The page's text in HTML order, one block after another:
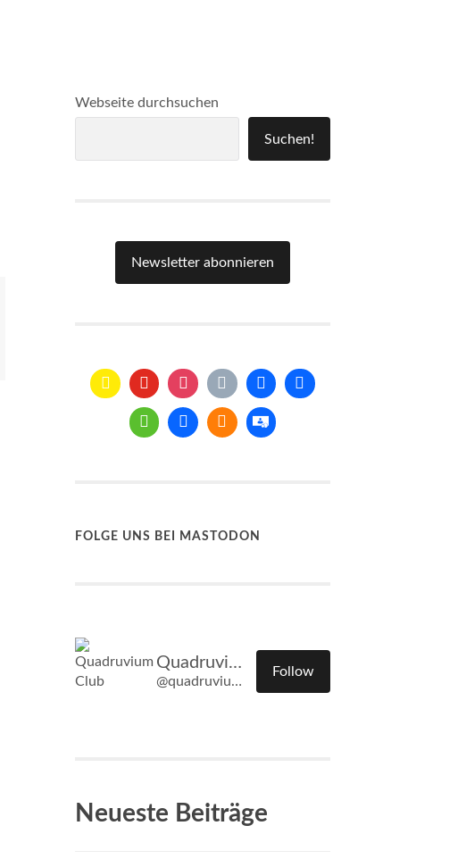
Webseite durchsuchen
Suchen!
Newsletter abonnieren
FOLGE UNS BEI MASTODON
Quadruvium Club
@quadruvium.club@quadruvium.club
Follow
Neueste Beiträge